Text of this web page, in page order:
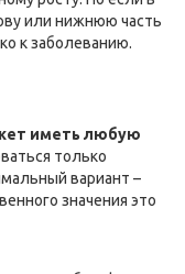
или нижнюю часть
к заболеванию.
иметь любую
только
вариант –
значения это